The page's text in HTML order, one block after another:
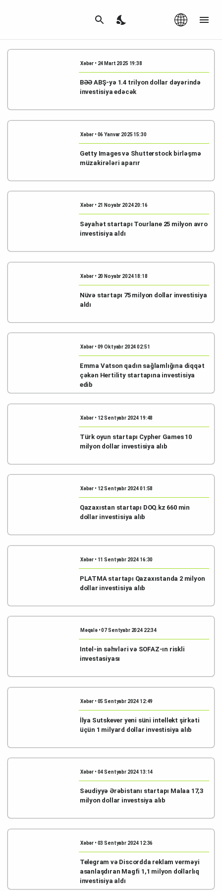
Xəbər • 24 Mart 2025 19:38
BƏƏ ABŞ-yə 1.4 trilyon dollar dəyərində
investisiya edəcək
Xəbər • 06 Yanvar 2025 15:30
Getty Images və Shutterstock birləşmə
müzakirələri aparır
Xəbər • 21 Noyabr 2024 20:16
Səyahət startapı Tourlane 25 milyon avro
investisiya aldı
Xəbər • 20 Noyabr 2024 18:18
Nüvə startapı 75 milyon dollar investisiya
aldı
Xəbər • 09 Oktyabr 2024 02:51
Emma Vatson qadın sağlamlığına diqqət
çəkən Hertility startapına investisiya
edib
Xəbər • 12 Sentyabr 2024 19:48
Türk oyun startapı Cypher Games 10
milyon dollar investisiya alıb
Xəbər • 12 Sentyabr 2024 01:58
Qazaxıstan startapı DOQ.kz 660 min
dollar investisiya alıb
Xəbər • 11 Sentyabr 2024 16:30
PLATMA startapı Qazaxıstanda 2 milyon
dollar investisiya alıb
Məqalə • 07 Sentyabr 2024 22:34
Intel-in səhvləri və SOFAZ-ın riskli
investasiyası
Xəbər • 05 Sentyabr 2024 12:49
İlya Sutskever yeni süni intellekt şirkəti
üçün 1 milyard dollar investisiya alıb
Xəbər • 04 Sentyabr 2024 13:14
Səudiyyə Ərəbistanı startapı Malaa 17,3
milyon dollar investsiya alıb
Xəbər • 03 Sentyabr 2024 12:36
Telegram və Discordda reklam verməyi
asanlaşdıran Magfi 1,1 milyon dollarlıq
investisiya aldı